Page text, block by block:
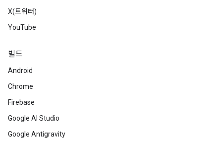
X(트위터)
YouTube
빌드
Android
Chrome
Firebase
Google AI Studio
Google Antigravity